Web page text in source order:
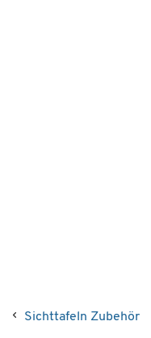
Sichttafeln Zubehör